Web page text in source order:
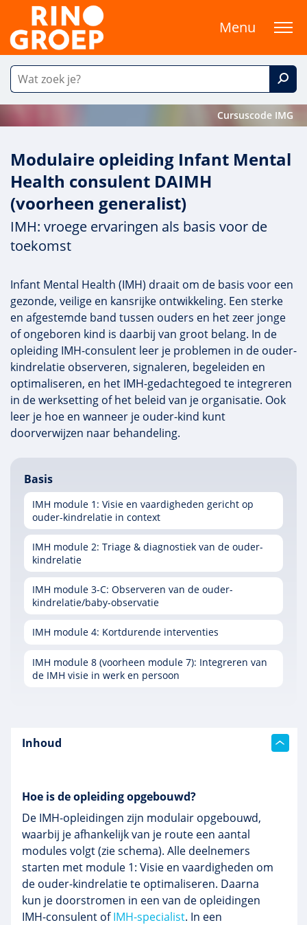
Menu
Cursuscode IMG
Modulaire opleiding Infant Mental
Health consulent DAIMH
(voorheen generalist)
IMH: vroege ervaringen als basis voor de
toekomst
Infant Mental Health (IMH) draait om de basis voor een
gezonde, veilige en kansrijke ontwikkeling. Een sterke
en afgestemde band tussen ouders en het zeer jonge
of ongeboren kind is daarbij van groot belang. In de
opleiding IMH-consulent leer je problemen in de ouder-
kindrelatie observeren, signaleren, begeleiden en
optimaliseren, en het IMH-gedachtegoed te integreren
in de werksetting of het beleid van je organisatie. Ook
leer je hoe en wanneer je ouder-kind kunt
doorverwijzen naar behandeling.
Basis
IMH module 1: Visie en vaardigheden gericht op
ouder-kindrelatie in context
IMH module 2: Triage & diagnostiek van de ouder-
kindrelatie
IMH module 3-C: Observeren van de ouder-
kindrelatie/baby-observatie
IMH module 4: Kortdurende interventies
IMH module 8 (voorheen module 7): Integreren van
de IMH visie in werk en persoon
Inhoud
Hoe is de opleiding opgebouwd?
De IMH-opleidingen zijn modulair opgebouwd,
waarbij je afhankelijk van je route een aantal
modules volgt (zie schema). Alle deelnemers
starten met module 1: Visie en vaardigheden om
de ouder-kindrelatie te optimaliseren. Daarna
kun je doorstromen in een van de opleidingen
IMH-consulent ofIMH-specialist. In een